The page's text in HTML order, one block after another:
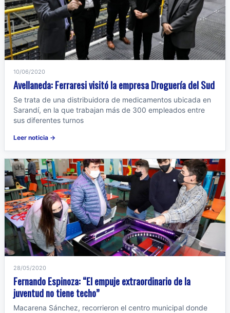
10/06/2020
Avellaneda: Ferraresi visitó la empresa Droguería del Sud
Se trata de una distribuidora de medicamentos ubicada en
Sarandí, en la que trabajan más de 300 empleados entre
sus diferentes turnos
Leer noticia →
28/05/2020
Fernando Espinoza: “El empuje extraordinario de la
juventud no tiene techo”
Macarena Sánchez, recorrieron el centro municipal donde